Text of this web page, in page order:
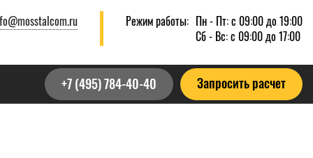
Режим работы: Пн - Пт: с 09:00 до 19:00
Сб - Вс: с 09:00 до 17:00
+7 (495) 784-40-40 Запросить расчет